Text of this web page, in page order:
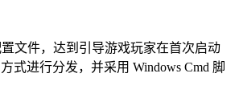
置文件，达到引导游戏玩家在首次启动
式进行分发，并采用 Windows Cmd 脚